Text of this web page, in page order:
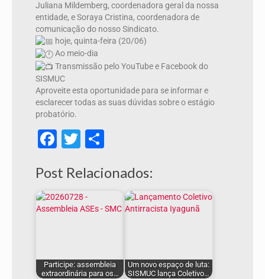
Juliana Mildemberg, coordenadora geral da nossa
entidade, e Soraya Cristina, coordenadora de
comunicação do nosso Sindicato.
hoje, quinta-feira (20/06)
Ao meio-dia
Transmissão pelo YouTube e Facebook do
SISMUC
Aproveite esta oportunidade para se informar e
esclarecer todas as suas dúvidas sobre o estágio
probatório.
Facebook
Twitter
Post Relacionados:
Participe: assembleia
extraordinária para os…
Um novo espaço de luta:
SISMUC lança Coletivo…